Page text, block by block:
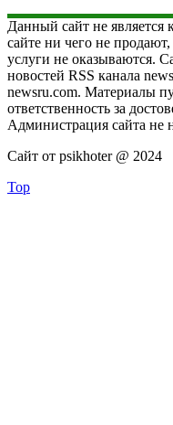
Данный сайт не
сайте ни чего не
услуги не оказываются.
новостей RSS канала
newsru.com. Материалы
ответственность за
Администрация сайта не
Сайт от psikhoter @ 2024
Top